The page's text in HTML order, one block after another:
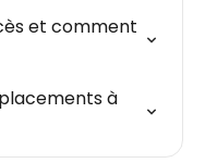
et comment
à